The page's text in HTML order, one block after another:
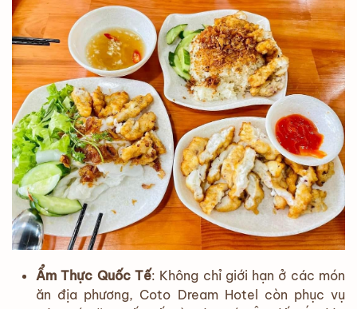
Ẩm Thực Quốc Tế: Không chỉ giới hạn ở các món
ăn địa phương, Coto Dream Hotel còn phục vụ